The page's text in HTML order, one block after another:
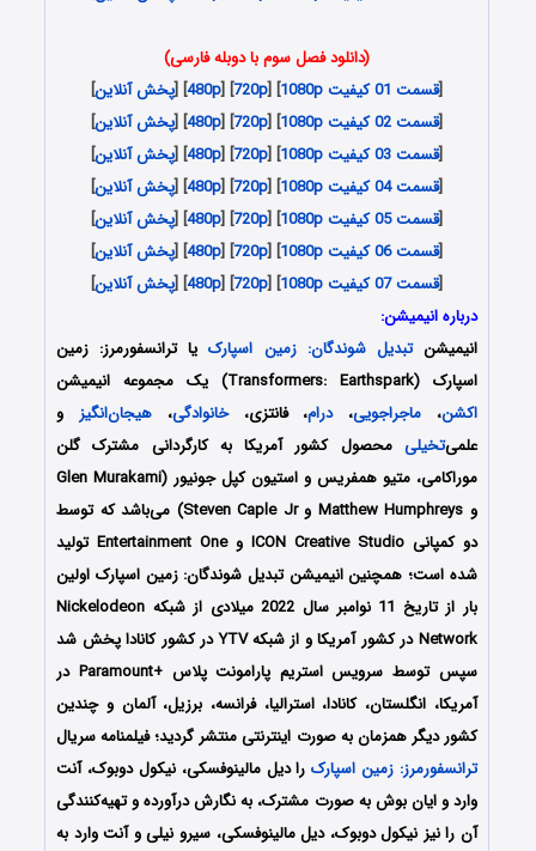
(دانلود فصل سوم با دوبله فارسی)
[قسمت 01 کیفیت 1080p ] [
720p
] [
480p
] [پخش آنلاین]
[قسمت 02 کیفیت 1080p ] [
720p
] [
480p
] [پخش آنلاین]
[قسمت 03 کیفیت 1080p ] [
720p
] [
480p
] [پخش آنلاین]
[قسمت 04 کیفیت 1080p ] [
720p
] [
480p
] [پخش آنلاین]
[قسمت 05 کیفیت 1080p ] [
720p
] [
480p
] [پخش آنلاین]
[قسمت 06 کیفیت 1080p ] [
720p
] [
480p
] [پخش آنلاین]
[قسمت 07 کیفیت 1080p ] [
720p
] [
480p
] [پخش آنلاین]
درباره انیمیشن:
انیمیشنتبدیل شوندگان: زمین اسپارکیا ترانسفورمرز: زمین
اسپارک (Transformers: Earthspark) یک مجموعه انیمیشن
اکشن، ماجراجویی،درام، فانتزی،خانوادگی، هیجان‌انگیز و
علمی‌تخیلی محصول کشور آمریکا به کارگردانی مشترک گلن
موراکامی، متیو همفریس و استیون کپل جونیور (Glen Murakami
و Matthew Humphreys و Steven Caple Jr) می‌باشد که توسط
دو کمپانی ICON Creative Studio و Entertainment One تولید
شده است؛ همچنین انیمیشن تبدیل شوندگان: زمین اسپارک اولین
بار از تاریخ 11 نوامبر سال 2022 میلادی از شبکه Nickelodeon
Network در کشور آمریکا و از شبکه YTV در کشور کانادا پخش شد
سپس توسط سرویس استریم پارامونت پلاس +Paramount در
آمریکا، انگلستان، کانادا، استرالیا، فرانسه، برزیل، آلمان و چندین
کشور دیگر همزمان به صورت اینترنتی منتشر گردید؛ فیلمنامه سریال
ترانسفورمرز: زمین اسپارکرا دیل مالینوفسکی، نیکول دوبوک، آنت
وارد و ایان بوش به صورت مشترک، به نگارش درآورده و تهیه‌کنندگی
آن را نیز نیکول دوبوک، دیل مالینوفسکی، سیرو نیلی و آنت وارد به